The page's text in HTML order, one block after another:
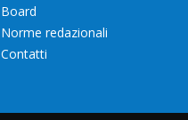
Board
Norme redazionali
Contatti